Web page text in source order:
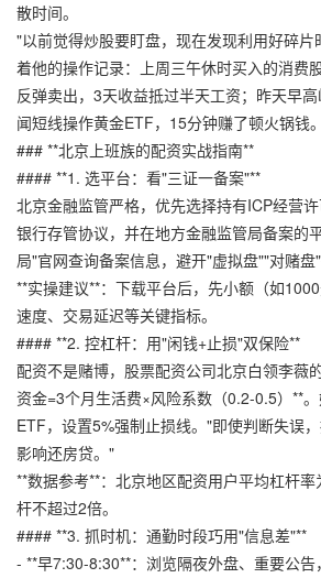
散时间。
"以前觉得炒股要盯盘，现在发现利用好碎
着他的操作记录：上周三午休时买入的消费
反弹卖出，3天收益抵过半天工资；昨天早
闻短线操作黄金ETF，15分钟赚了顿火锅钱。
### **北京上班族的配资实战指南**
#### **1. 选平台：看"三证一备案"**
北京金融监管严格，优先选择持有ICP经营许
银行存管协议，并在地方金融监管局备案的
局"官网查询备案信息，避开"虚拟盘""对赌盘"
**实操建议**：下载平台后，先小额（如
速度、交易延迟等关键指标。
#### **2. 控杠杆：用"闲钱+止损"双保险**
配资不是赌博， 股票配资公司北京白领李薇
资金=3个月生活费×风险系数（0.2-0.5）**
ETF，设置5%强制止损线。"即使判断失误
影响还房贷。"
**数据参考**：北京地区配资用户平均杠杆
杆不超过2倍。
#### **3. 抓时机：通勤时段巧用"信息差"**
- **早7:30-8:30**：浏览隔夜外盘、重要公